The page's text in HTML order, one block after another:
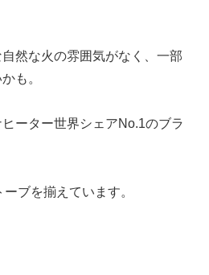
然な火の雰囲気がなく、一部
も。
ーター世界シェアNo.1のブラ
ブを揃えています。